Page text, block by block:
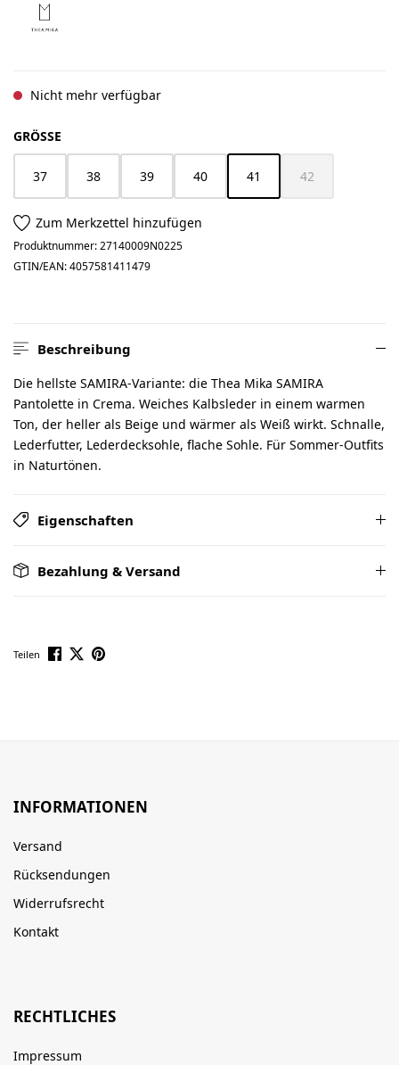
Nicht mehr verfügbar
GRÖSSE
37 38 39 40 41
(Diese Option ist zurzeit
42
(Diese Option ist
Zum Merkzettel hinzufügen
Produktnummer:27140009N0225
GTIN/EAN:4057581411479
Beschreibung
Die hellste SAMIRA-Variante: die Thea Mika SAMIRA
Pantolette in Crema. Weiches Kalbsleder in einem warmen
Ton, der heller als Beige und wärmer als Weiß wirkt. Schnalle,
Lederfutter, Lederdecksohle, flache Sohle. Für Sommer-Outfits
in Naturtönen.
Eigenschaften
Bezahlung & Versand
Teilen
INFORMATIONEN
Versand
Rücksendungen
Widerrufsrecht
Kontakt
RECHTLICHES
Impressum